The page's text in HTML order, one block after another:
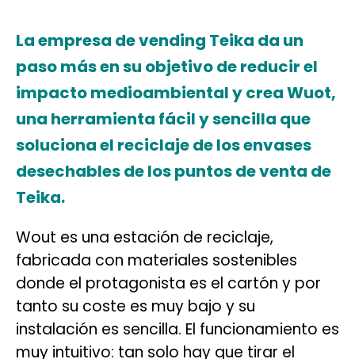
La empresa de vending Teika da un
paso más en su objetivo de reducir el
impacto medioambiental y crea Wuot,
una herramienta fácil y sencilla que
soluciona el reciclaje de los envases
desechables de los puntos de venta de
Teika.
Wout es una estación de reciclaje,
fabricada con materiales sostenibles
donde el protagonista es el cartón y por
tanto su coste es muy bajo y su
instalación es sencilla. El funcionamiento es
muy intuitivo: tan solo hay que tirar el